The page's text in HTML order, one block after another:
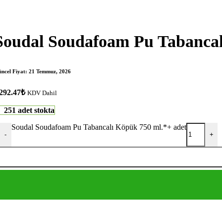
Soudafoam Pu
Fiyat: 21 Temmuz, 2026
₺ KDV Dahil
251 adet stokta
-
Soudal Soudafoam Pu Tabancalı Köpük 750 ml.*+ adet
+